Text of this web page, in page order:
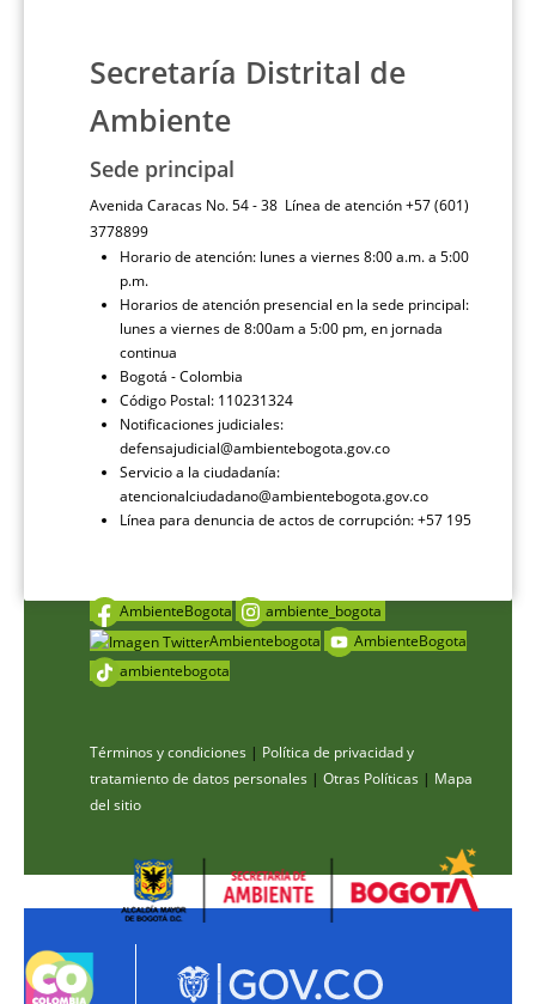
Secretaría Distrital de
Ambiente
Sede principal
Avenida Caracas No. 54 - 38 Línea de atención +57 (601)
3778899
Horario de atención: lunes a viernes 8:00 a.m. a 5:00
p.m.
Horarios de atención presencial en la sede principal:
lunes a viernes de 8:00am a 5:00 pm, en jornada
continua
Bogotá - Colombia
Código Postal: 110231324
Notificaciones judiciales:
defensajudicial@ambientebogota.gov.co
Servicio a la ciudadanía:
atencionalciudadano@ambientebogota.gov.co
Línea para denuncia de actos de corrupción: +57 195
AmbienteBogota
ambiente_bogota
Ambientebogota
AmbienteBogota
ambientebogota
Términos y condiciones | Política de privacidad y
tratamiento de datos personales | Otras Políticas | Mapa
del sitio